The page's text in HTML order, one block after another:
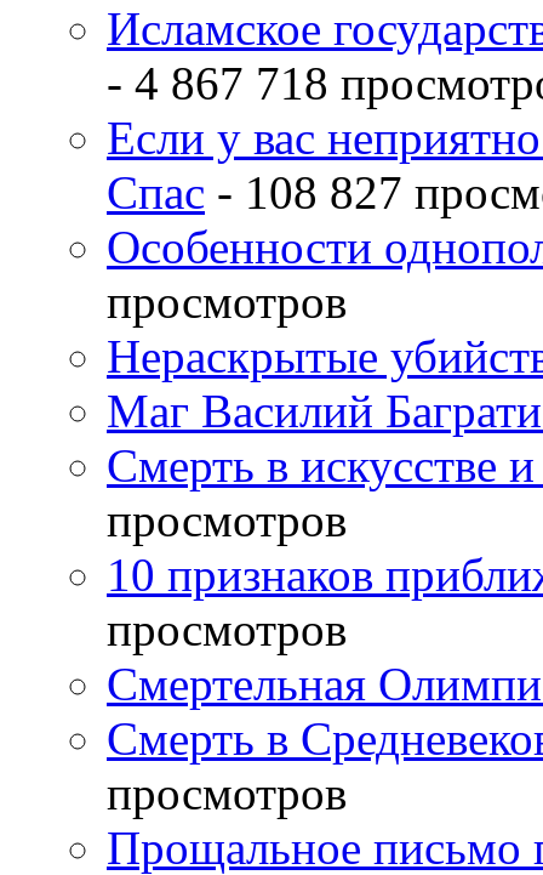
Исламское
- 4 867 718
Если у вас
Спас - 108 827
Особенности
просмотров
Нераскрытые
Маг Василий
Смерть в искусстве
просмотров
10 признаков
просмотров
Смертельная
Смерть в
просмотров
Прощальное письмо